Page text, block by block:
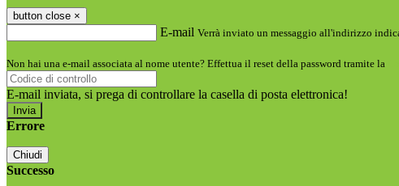
button close ×
E-mail Verrà inviato un messaggio all'indirizzo
Non hai una e-mail associata al nome utente? Effettua il reset della password tramite la
E-mail inviata, si prega di controllare la casella di posta elettronica!
Errore
Chiudi
Successo